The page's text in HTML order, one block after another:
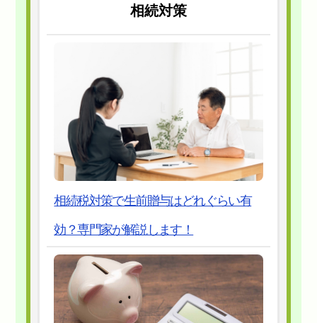
相続対策
相続税対策で生前贈与はどれぐらい有
効？専門家が解説します！